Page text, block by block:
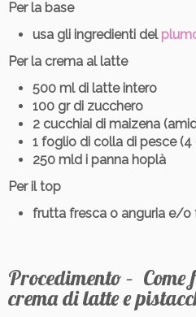
Per la base
usa gli ingredienti del
Per la crema al latte
500 ml di latte intero
100 gr di zucchero
2 cucchiai di maizena
1 foglio di colla di pesce (4
250 mld i panna hoplà
Per il top
frutta fresca o anguria e/o
Procedimento – Come
crema di latte e